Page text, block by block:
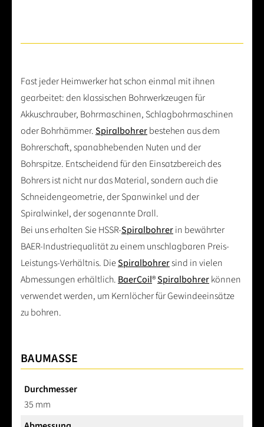
Fast jeder Heimwerker hat schon einmal mit ihnen
gearbeitet: den klassischen Bohrwerkzeugen für
Akkuschrauber, Bohrmaschinen, Schlagbohrmaschinen
oder Bohrhämmer.Spiralbohrerbestehen aus dem
Bohrerschaft, spanabhebenden Nuten und der
Bohrspitze. Entscheidend für den Einsatzbereich des
Bohrers ist nicht nur das Material, sondern auch die
Schneidengeometrie, der Spanwinkel und der
Spiralwinkel, der sogenannte Drall.
Bei uns erhalten Sie HSSR-Spiralbohrerin bewährter
BAER-Industriequalität zu einem unschlagbaren Preis-
Leistungs-Verhältnis. DieSpiralbohrersind in vielen
Abmessungen erhältlich. BaerCoil®Spiralbohrerkönnen
verwendet werden, um Kernlöcher für Gewindeeinsätze
zu bohren.
BAUMASSE
Durchmesser
35 mm